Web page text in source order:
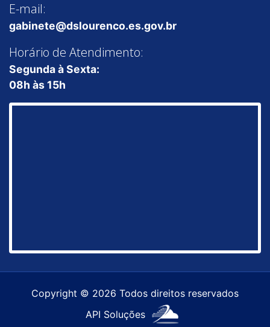
E-mail:
gabinete@dslourenco.es.gov.br
Horário de Atendimento:
Segunda à Sexta:
08h às 15h
Copyright © 2026 Todos direitos reservados
API Soluções